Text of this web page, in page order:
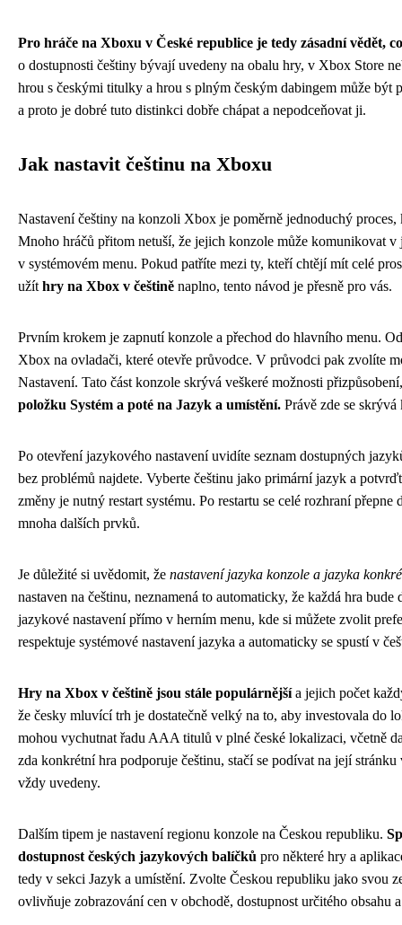
Pro hráče na Xboxu v České republice je tedy zásadní vědět,
o dostupnosti češtiny bývají uvedeny na obalu hry, v Xbox Store
hrou s českými titulky a hrou s plným českým dabingem může
a proto je dobré tuto distinkci dobře chápat a nepodceňovat ji.
Jak nastavit češtinu na Xboxu
Nastavení češtiny na konzoli Xbox je poměrně jednoduchý
Mnoho hráčů přitom netuší, že jejich konzole může komunikovat
v systémovém menu. Pokud patříte mezi ty, kteří chtějí mít celé
užít hry na Xbox v češtině naplno, tento návod je přesně pro vás.
Prvním krokem je zapnutí konzole a přechod do hlavního menu.
Xbox na ovladači, které otevře průvodce. V průvodci pak zvolíte
Nastavení. Tato část konzole skrývá veškeré možnosti
položku Systém a poté na Jazyk a umístění. Právě zde se
Po otevření jazykového nastavení uvidíte seznam dostupných
bez problémů najdete. Vyberte češtinu jako primární jazyk a
změny je nutný restart systému. Po restartu se celé rozhraní
mnoha dalších prvků.
Je důležité si uvědomit, že nastavení jazyka konzole a jazyka
nastaven na češtinu, neznamená to automaticky, že každá hra
jazykové nastavení přímo v herním menu, kde si můžete zvolit
respektuje systémové nastavení jazyka a automaticky se spustí v
Hry na Xbox v češtině jsou stále populárnějšía jejich počet
že česky mluvící trh je dostatečně velký na to, aby investovala do
mohou vychutnat řadu AAA titulů v plné české lokalizaci, včetně
zda konkrétní hra podporuje češtinu, stačí se podívat na její
vždy uvedeny.
Dalším tipem je nastavení regionu konzole na Českou republiku.
dostupnost českých jazykových balíčků pro některé hry a
tedy v sekci Jazyk a umístění. Zvolte Českou republiku jako svou
ovlivňuje zobrazování cen v obchodě, dostupnost určitého obsahu